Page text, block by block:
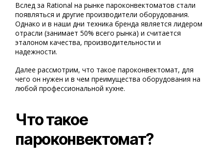
Вслед за Rational на рынке пароконвектоматов стали
появляться и другие производители оборудования.
Однако и в наши дни техника бренда является лидером
отрасли (занимает 50% всего рынка) и считается
эталоном качества, производительности и
надежности.
Далее рассмотрим, что такое пароконвектомат, для
чего он нужен и в чем преимущества оборудования на
любой профессиональной кухне.
Что такое
пароконвектомат?